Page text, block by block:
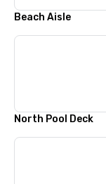
Beach Aisle
North Pool Deck